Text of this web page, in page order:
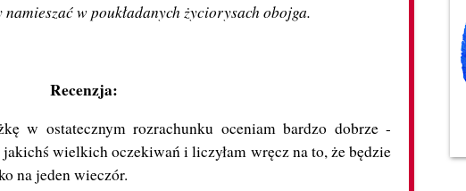
w poukładanych życiorysach obojga.
Recenzja:
w ostatecznym rozrachunku oceniam bardzo dobrze -
jakichś wielkich oczekiwań i liczyłam wręcz na to, że będzie
na jeden wieczór.